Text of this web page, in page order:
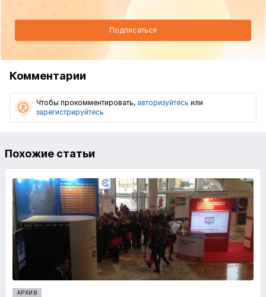
Подписаться
Комментарии
Чтобы прокомментировать, авторизуйтесь или
зарегистрируйтесь
Похожие статьи
АРХИВ